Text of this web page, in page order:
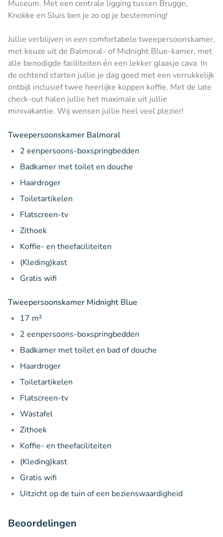
Museum. Met een centrale ligging tussen Brugge,
Knokke en Sluis ben je zo op je bestemming!
Jullie verblijven in een comfortabele tweepersoonskamer,
met keuze uit de Balmoral- of Midnight Blue-kamer, met
alle benodigde faciliteiten én een lekker glaasje cava. In
de ochtend starten jullie je dag goed met een verrukkelijk
ontbijt inclusief twee heerlijke koppen koffie. Met de late
check-out halen jullie het maximale uit jullie
minivakantie. Wij wensen jullie heel veel plezier!
Tweepersoonskamer Balmoral
2 eenpersoons-boxspringbedden
Badkamer met toilet en douche
Haardroger
Toiletartikelen
Flatscreen-tv
Zithoek
Koffie- en theefaciliteiten
(Kleding)kast
Gratis wifi
Tweepersoonskamer Midnight Blue
17 m²
2 eenpersoons-boxspringbedden
Badkamer met toilet en bad of douche
Haardroger
Toiletartikelen
Flatscreen-tv
Wastafel
Zithoek
Koffie- en theefaciliteiten
(Kleding)kast
Gratis wifi
Uitzicht op de tuin of een bezienswaardigheid
Beoordelingen